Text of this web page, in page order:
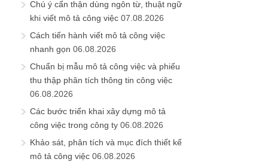
Chú ý cẩn thận dùng ngôn từ, thuật ngữ
khi viết mô tả công việc 07.08.2026
Cách tiến hành viết mô tả công việc
nhanh gọn 06.08.2026
Chuẩn bị mẫu mô tả công việc và phiếu
thu thập phân tích thông tin công việc
06.08.2026
Các bước triển khai xây dựng mô tả
công việc trong công ty 06.08.2026
Khảo sát, phân tích và mục đích thiết kế
mô tả công việc 06.08.2026